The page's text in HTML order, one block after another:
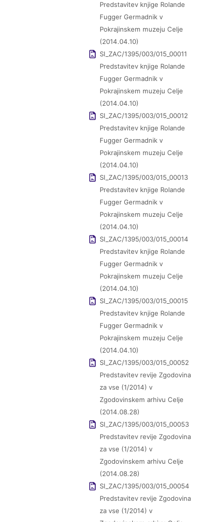
Predstavitev knjige Rolande
Fugger Germadnik v
Pokrajinskem muzeju Celje
(2014.04.10)
SI_ZAC/1395/003/015_00011
Predstavitev knjige Rolande
Fugger Germadnik v
Pokrajinskem muzeju Celje
(2014.04.10)
SI_ZAC/1395/003/015_00012
Predstavitev knjige Rolande
Fugger Germadnik v
Pokrajinskem muzeju Celje
(2014.04.10)
SI_ZAC/1395/003/015_00013
Predstavitev knjige Rolande
Fugger Germadnik v
Pokrajinskem muzeju Celje
(2014.04.10)
SI_ZAC/1395/003/015_00014
Predstavitev knjige Rolande
Fugger Germadnik v
Pokrajinskem muzeju Celje
(2014.04.10)
SI_ZAC/1395/003/015_00015
Predstavitev knjige Rolande
Fugger Germadnik v
Pokrajinskem muzeju Celje
(2014.04.10)
SI_ZAC/1395/003/015_00052
Predstavitev revije Zgodovina
za vse (1/2014) v
Zgodovinskem arhivu Celje
(2014.08.28)
SI_ZAC/1395/003/015_00053
Predstavitev revije Zgodovina
za vse (1/2014) v
Zgodovinskem arhivu Celje
(2014.08.28)
SI_ZAC/1395/003/015_00054
Predstavitev revije Zgodovina
za vse (1/2014) v